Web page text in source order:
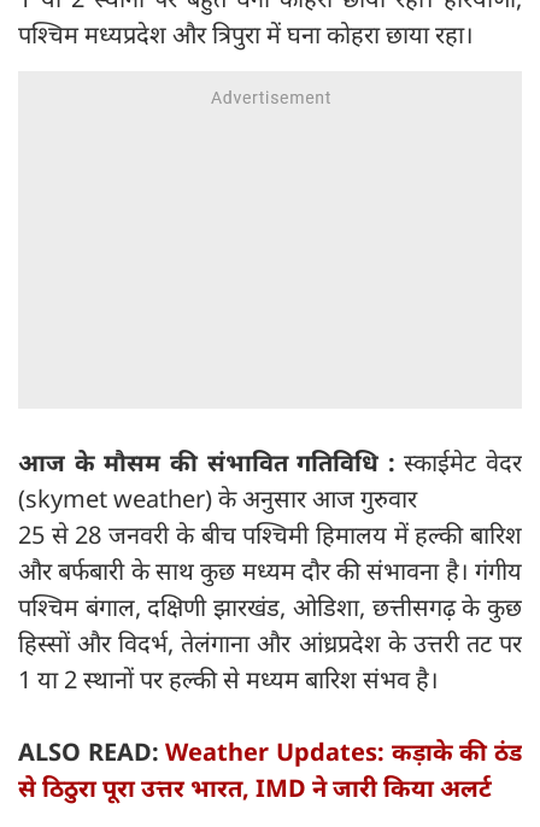
पश्चिम मध्यप्रदेश और त्रिपुरा में घना कोहरा छाया रहा।
आज के मौसम की संभावित गतिविधि :स्काईमेट वेदर
(skymet weather) के अनुसार आज गुरुवार
25 से 28 जनवरी के बीच पश्चिमी हिमालय में हल्की बारिश
और बर्फबारी के साथ कुछ मध्यम दौर की संभावना है। गंगीय
पश्चिम बंगाल, दक्षिणी झारखंड, ओडिशा, छत्तीसगढ़ के कुछ
हिस्सों और विदर्भ, तेलंगाना और आंध्रप्रदेश के उत्तरी तट पर
1 या 2 स्थानों पर हल्की से मध्यम बारिश संभव है।
ALSO READ:Weather Updates: कड़ाके की ठंड
से ठिठुरा पूरा उत्तर भारत, IMD ने जारी किया अलर्ट